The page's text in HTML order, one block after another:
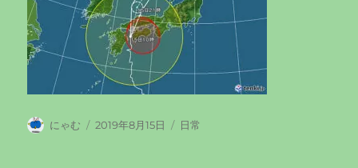
投
にゃむ
投
2019年8月15日
カ
日常